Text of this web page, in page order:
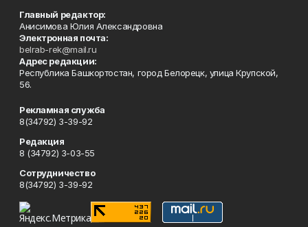
Главный редактор:
Анисимова Юлия Александровна
Электронная почта:
belrab-rek@mail.ru
Адрес редакции:
Республика Башкортостан, город Белорецк, улица Крупской,
56.
Рекламная служба
8(34792) 3-39-92
Редакция
8 (34792) 3-03-55
Сотрудничество
8(34792) 3-39-92